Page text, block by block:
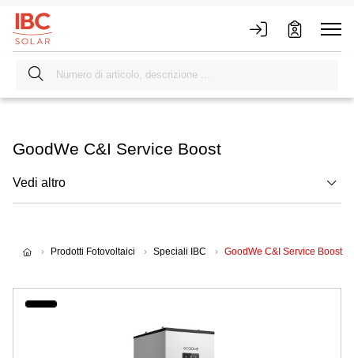
GoodWe C&I Service Boost
Vedi altro
Prodotti Fotovoltaici Speciali IBC GoodWe C&I Service Boost